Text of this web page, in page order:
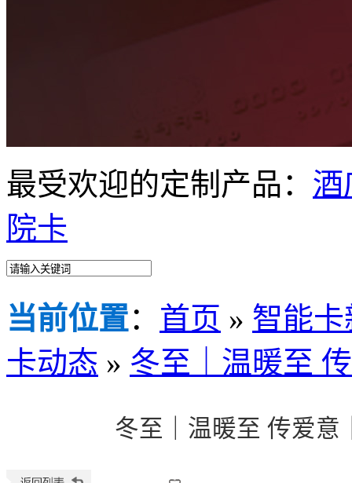
最受欢迎的定制产品： 酒
院卡
当前位置： 首页 » 智能
卡动态 » 冬至｜温暖至
冬至｜温暖至 传爱意